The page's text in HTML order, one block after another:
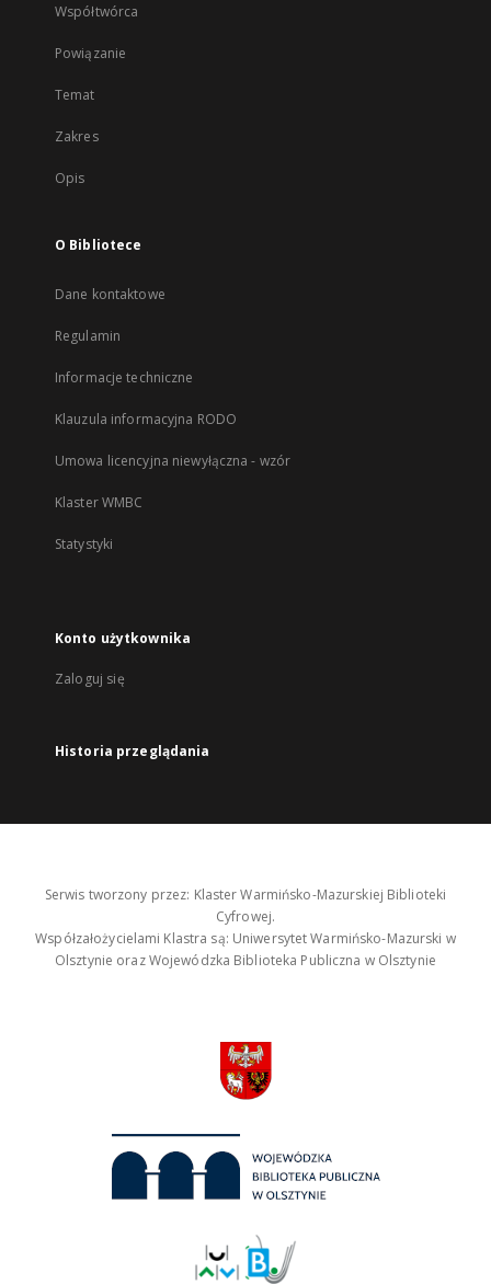
Współtwórca
Powiązanie
Temat
Zakres
Opis
O Bibliotece
Dane kontaktowe
Regulamin
Informacje techniczne
Klauzula informacyjna RODO
Umowa licencyjna niewyłączna - wzór
Klaster WMBC
Statystyki
Konto użytkownika
Zaloguj się
Historia przeglądania
Serwis tworzony przez: Klaster Warmińsko-Mazurskiej Biblioteki
Cyfrowej.
Współzałożycielami Klastra są: Uniwersytet Warmińsko-Mazurski w
Olsztynie oraz Wojewódzka Biblioteka Publiczna w Olsztynie